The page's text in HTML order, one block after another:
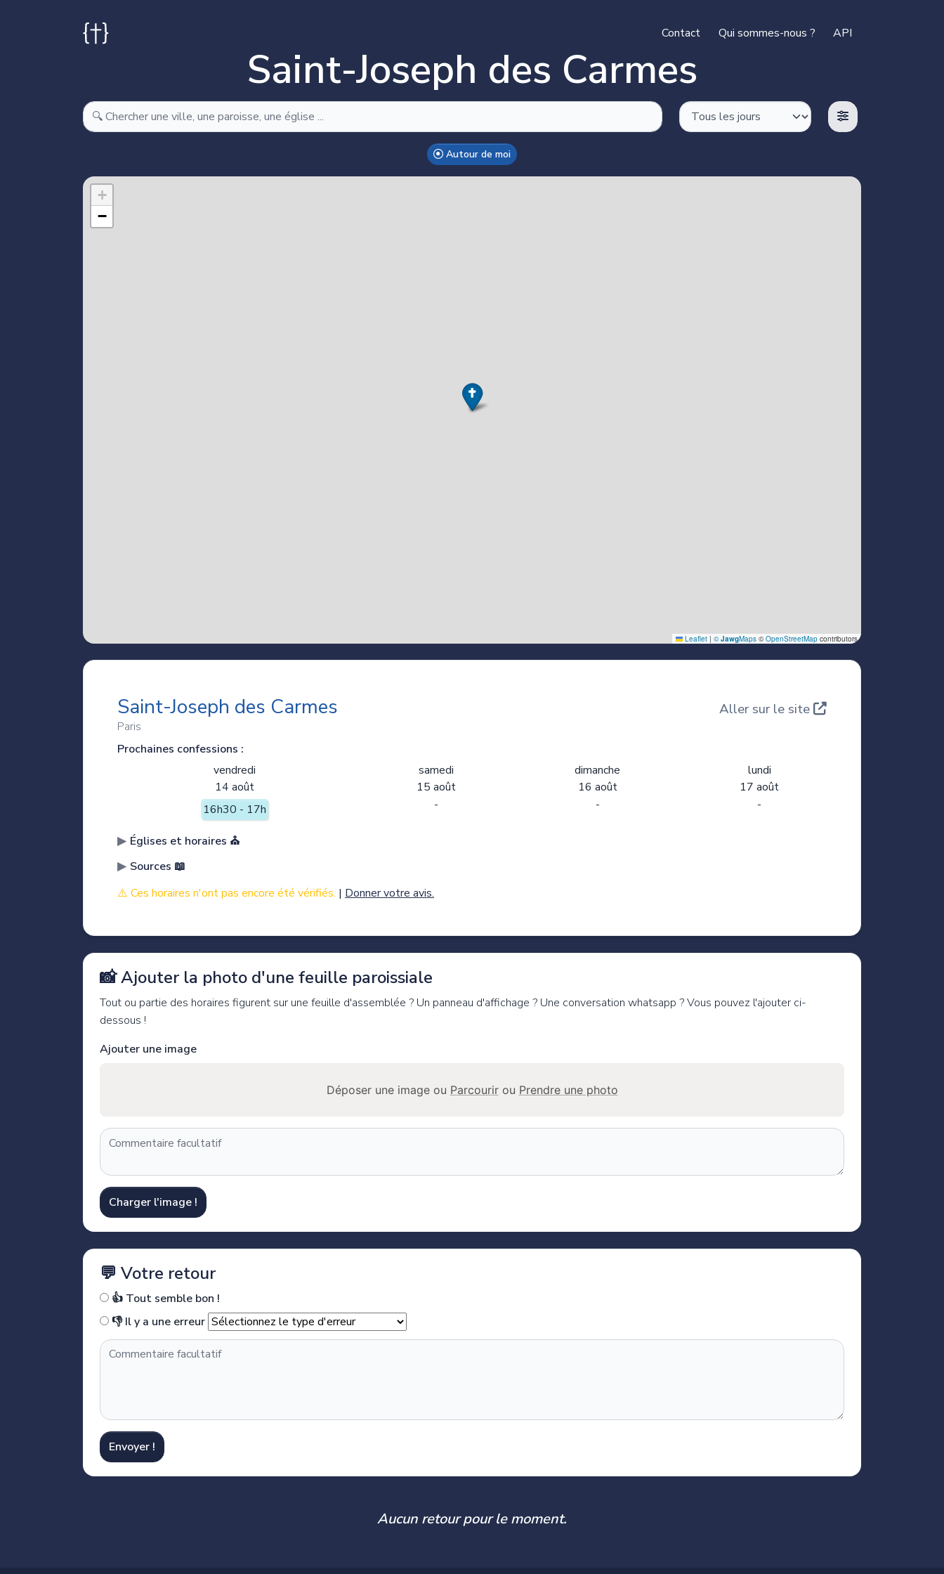
Contact Qui sommes-nous ? API
Saint-Joseph des Carmes
Autour de moi
Saint-Joseph des Carmes
Paris
Aller sur le site
Prochaines confessions :
vendredi
samedi dimanche
lundi
14 août
15 août 16 août
17 août
16h30 - 17h
- - -
Églises et horaires ⛪️
Sources 📖
⚠️ Ces horaires n'ont pas encore été vérifiés. | Donner votre avis.
📸 Ajouter la photo d'une feuille paroissiale
Tout ou partie des horaires figurent sur une feuille d'assemblée ? Un panneau d'affichage ? Une conversation whatsapp ? Vous pouvez l'ajouter ci-
dessous !
Ajouter une image
Déposer une image ou Parcourirou Prendre une photo
Charger l'image !
💬 Votre retour
👍 Tout semble bon !
👎 Il y a une erreur
Envoyer !
Aucun retour pour le moment.